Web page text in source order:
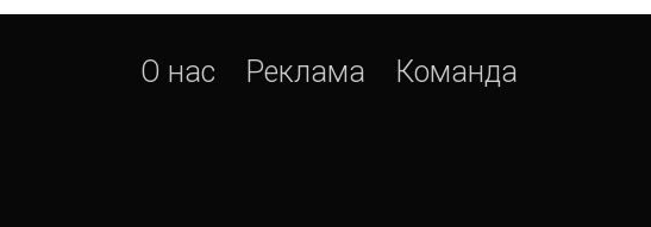
О нас Реклама Команда